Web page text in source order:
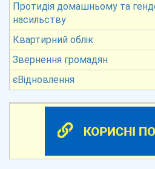
Протидія домашньому та
насильству
Квартирний облік
Звернення громадян
єВідновлення